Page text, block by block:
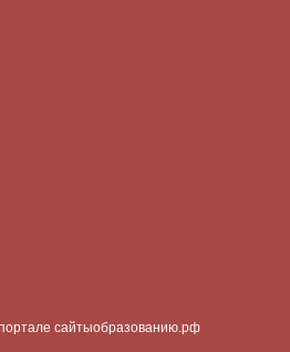
сайтыобразованию.рф